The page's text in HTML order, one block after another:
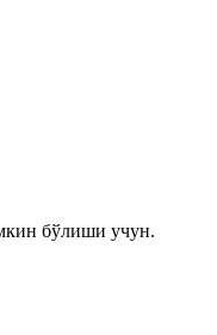
бўлиши учун.